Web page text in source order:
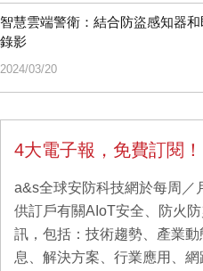
智慧雲端警衛：結合防盜感知器
錄影
2024/03/20
4大電子報，免費訂閱！
a&s全球安防科技網於每周／
供訂戶有關AIoT安全、防火
訊，包括：技術趨勢、產業
息、解決方案、行業應用、